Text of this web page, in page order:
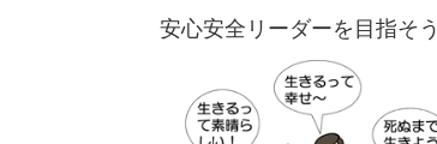
安心安全リーダーを目指そう